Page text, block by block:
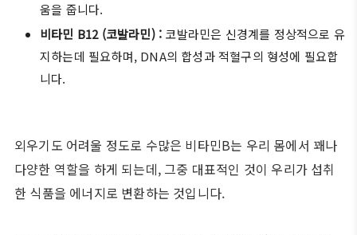
움을 줍니다.
비타민 B12 (코발라민) : 코발라민은 신경계를 정상적으로 유
지하는데 필요하며, DNA의 합성과 적혈구의 형성에 필요합
니다.
외우기도 어려울 정도로 수많은 비타민B는 우리 몸에서 꽤나
다양한 역할을 하게 되는데, 그중 대표적인 것이 우리가 섭취
한 식품을 에너지로 변환하는 것입니다.